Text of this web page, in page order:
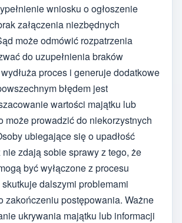
wniosku o ogłoszenie
załączenia niezbędnych
może odmówić rozpatrzenia
do uzupełnienia braków
proces i generuje dodatkowe
błędem jest
wartości majątku lub
może prowadzić do niekorzystnych
ubiegające się o upadłość
zdają sobie sprawy z tego, że
być wyłączone z procesu
skutkuje dalszymi problemami
zakończeniu postępowania. Ważne
ukrywania majątku lub informacji